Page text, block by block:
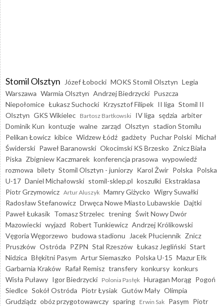
Stomil Olsztyn Józef Łobocki MOKS Stomil Olsztyn Legia
Warszawa Warmia Olsztyn Andrzej Biedrzycki Puszcza
Niepołomice Łukasz Suchocki Krzysztof Filipek II liga Stomil II
Olsztyn GKS Wikielec Bartosz Bartkowski IV liga sędzia arbiter
Dominik Kun kontuzje walne zarząd Olsztyn stadion Stomilu
Pelikan Łowicz kibice Widzew Łódź gadżety Puchar Polski Michał
Świderski Paweł Baranowski Okocimski KS Brzesko Znicz Biała
Piska Zbigniew Kaczmarek konferencja prasowa wypowiedź
rozmowa bilety Stomil Olsztyn - juniorzy Karol Żwir Polska Polska
U-17 Daniel Michałowski stomil-sklep.pl koszulki Ekstraklasa
Piotr Grzymowicz Artur Aluszyk Mamry Giżycko Wigry Suwałki
Radosław Stefanowicz Drwęca Nowe Miasto Lubawskie Dajtki
Paweł Łukasik Tomasz Strzelec trening Świt Nowy Dwór
Mazowiecki wyjazd Robert Tunkiewicz Andrzej Królikowski
Vęgoria Węgorzewo budowa stadionu Jacek Płuciennik Znicz
Pruszków Ostróda PZPN Stal Rzeszów Łukasz Jegliński Start
Nidzica Błękitni Pasym Artur Siemaszko Polska U-15 Mazur Ełk
Garbarnia Kraków Rafał Remisz transfery konkursy konkurs
Wisła Puławy Igor Biedrzycki Polonia Pasłęk Huragan Morąg Pogoń
Siedlce Sokół Ostróda Piotr Łysiak Gutów Mały Olimpia
Grudziądz obóz przygotowawczy sparing Erwin Sak Pasym Piotr